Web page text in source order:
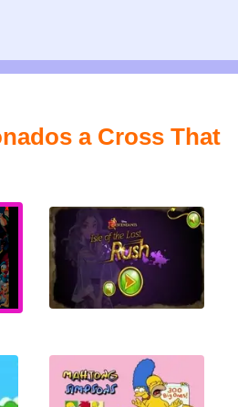
a Cross That